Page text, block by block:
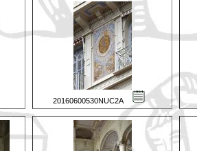
20160600530NUC2A